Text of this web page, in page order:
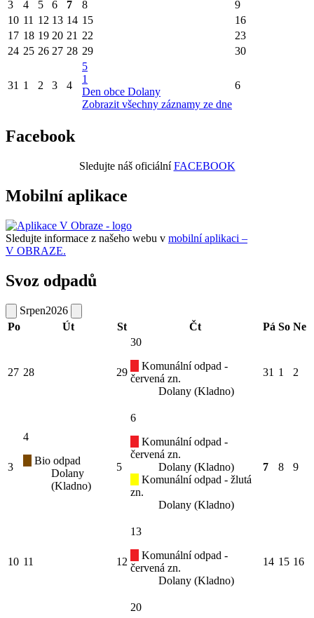
3
4 5 6 7 8
9
10 11 12 13 14 15
16
17 18 19 20 21 22
23
24 25 26 27 28 29 30
31 1 2 3 4
5
1
Den obce Dolany
Zobrazit všechny záznamy ze dne
6
Facebook
Sledujte náš oficiálníFACEBOOK
Mobilní aplikace
Sledujte informace z našeho webu v mobilní aplikaci –
V OBRAZE.
Svoz odpadů
Srpen2026
Po
Út St Čt Pá So Ne
27 28 29
30
Komunální odpad -
červená zn.
Dolany (Kladno)
31 1 2
3
4
Bio odpad
Dolany
(Kladno)
5
6
Komunální odpad -
červená zn.
Dolany (Kladno)
Komunální odpad - žlutá
zn.
Dolany (Kladno)
7 8 9
10 11 12
13
Komunální odpad -
červená zn.
Dolany (Kladno)
14 15 16
20